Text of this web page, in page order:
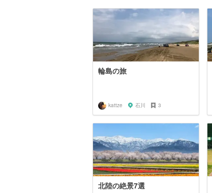
輪島の旅
kattze 石川 3
北陸の絶景7選